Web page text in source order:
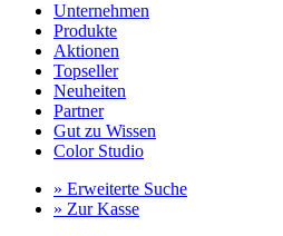
Unternehmen
Produkte
Aktionen
Topseller
Neuheiten
Partner
Gut zu Wissen
Color Studio
» Erweiterte Suche
» Zur Kasse